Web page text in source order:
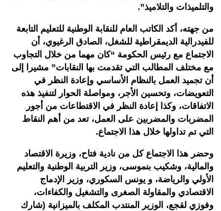
والتلميذات والتلاميذ”.
من جهته، أكد الكاتب العام للنقابة الوطنية للتعليم التابعة
للفيدرالية الديمقراطية للشغل، الصادق الرغيوي، أن
الاجتماع مع رئيس الحكومة “كان مهما من خلال التجاوب
مع مختلف المطالب التي تقدمت بها النقابات” مشيرا إلى
أن تجميد العمل بالنظام الأساسي وإعادة النظر في
التعويضات، وتحسين الأجر، ومواصلة الحوار لتنفيذ هذه
الاتفاقات، وكذا إعادة النظر في الاقتطاعات من أجور
المضربات والمضربين على العمل، تعد من أهم النقاط
التي تم تداولها خلال هذا الاجتماع.
وحضر هذا الاجتماع كل من نادية فتاح، وزيرة الاقتصاد
والمالية، وشكيب بنموسى، وزير التربية الوطنية والتعليم
الأولي والرياضة، و يونس السكوري، وزير الإدماج
الاقتصادي والمقاولة الصغرى والتشغيل والكفاءات،
وفوزي لقجع، الوزير المنتدب المكلف بالميزانية (شارك